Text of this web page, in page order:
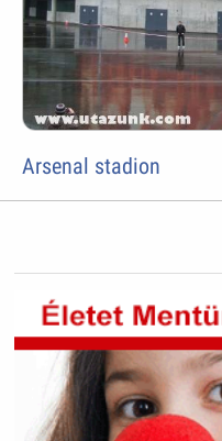
Arsenal stadion